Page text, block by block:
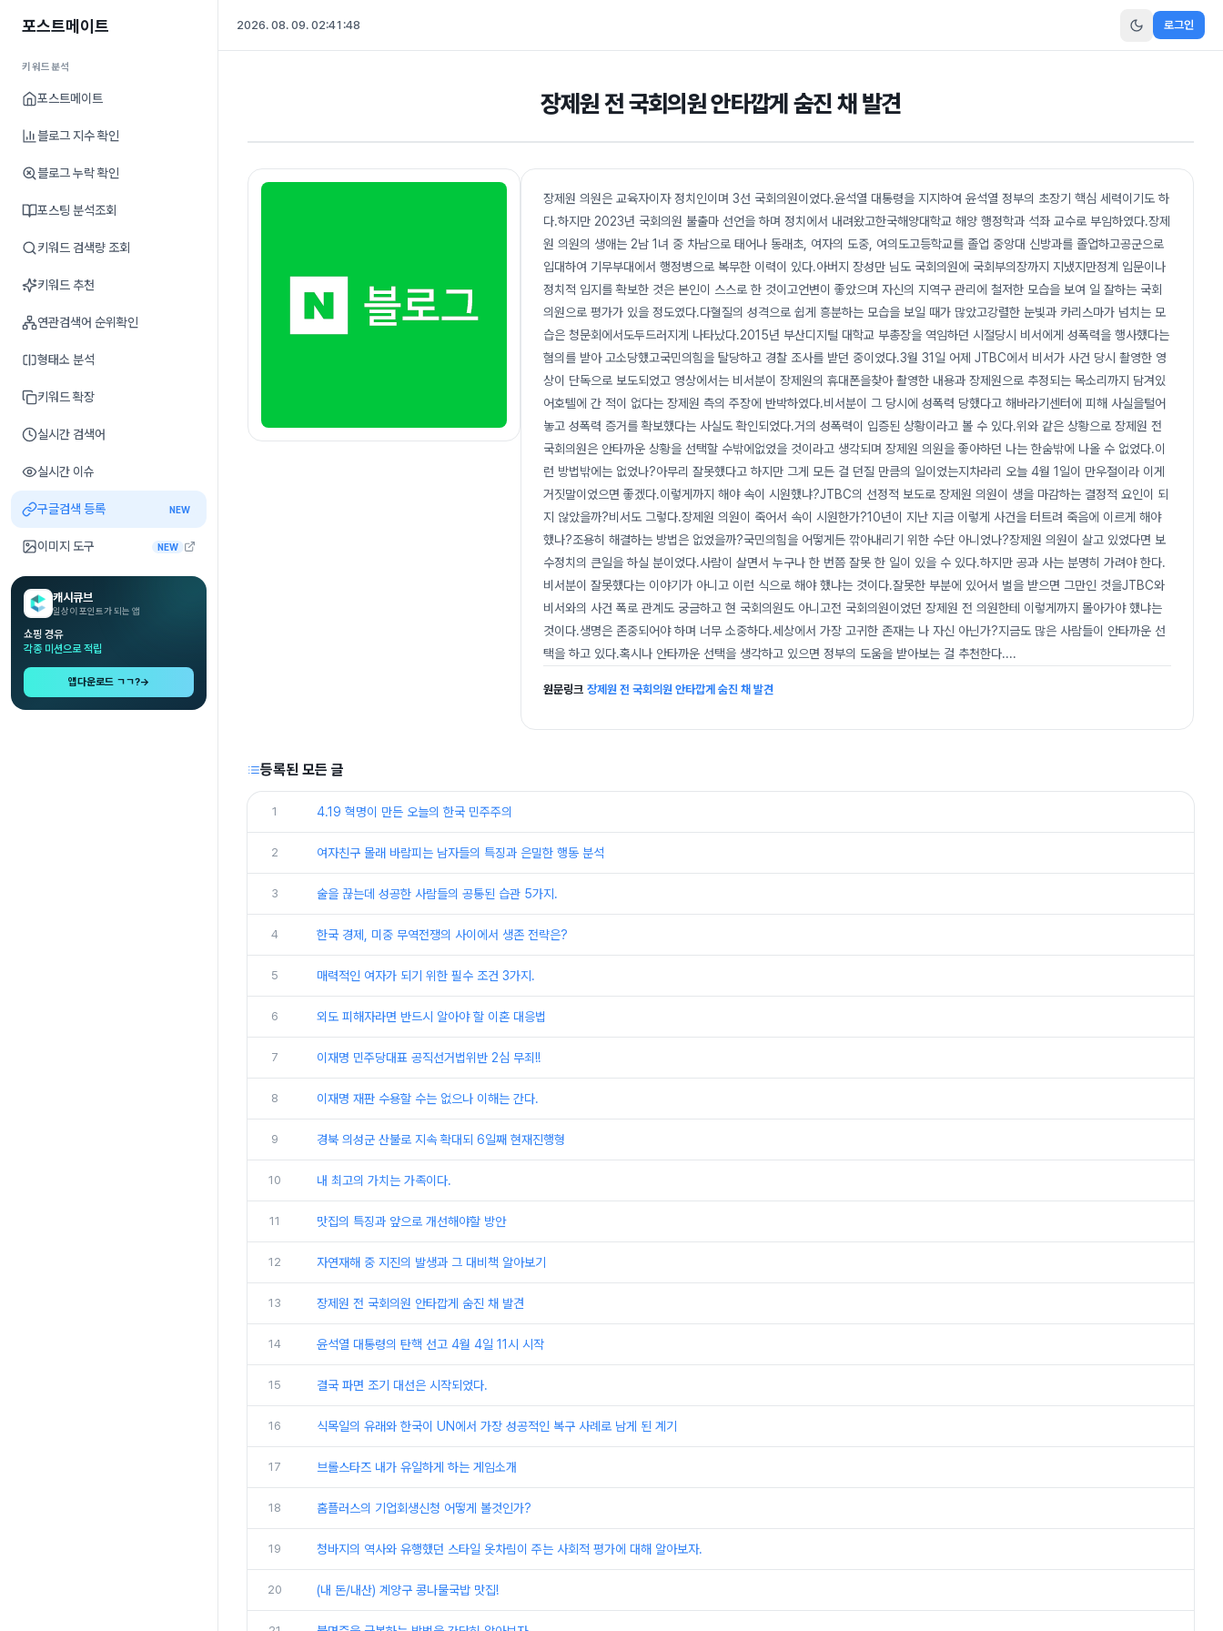
포스트메이트
키워드분석
포스트메이트
블로그 지수 확인
블로그 누락 확인
포스팅 분석조회
키워드 검색량 조회
키워드 추천
연관검색어 순위확인
형태소 분석
키워드 확장
실시간 검색어
실시간 이슈
구글검색 등록 NEW
이미지 도구 NEW
캐시큐브
일상이 포인트가 되는 앱
쇼핑 경유
각종 미션으로 적립
앱다운로드 ㄱㄱ?→
2026. 08. 09. 02:41:49 로그인
장제원 전 국회의원 안타깝게 숨진 채 발견
장제원 의원은 교육자이자 정치인이며 3선 국회의원이었다.윤석열 대통령을 지지하여 윤석열 정부의 초장기 핵심 세력이기도 하
다.하지만 2023년 국회의원 불출마 선언을 하며 정치에서 내려왔고한국해양대학교 해양 행정학과 석좌 교수로 부임하였다.장제
원 의원의 생애는 2남 1녀 중 차남으로 태어나 동래초, 여자의 도중, 여의도고등학교를 졸업 중앙대 신방과를 졸업하고공군으로
입대하여 기무부대에서 행정병으로 복무한 이력이 있다.아버지 장성만 님도 국회의원에 국회부의장까지 지냈지만정계 입문이나
정치적 입지를 확보한 것은 본인이 스스로 한 것이고언변이 좋았으며 자신의 지역구 관리에 철저한 모습을 보여 일 잘하는 국회
의원으로 평가가 있을 정도였다.다혈질의 성격으로 쉽게 흥분하는 모습을 보일 때가 많았고강렬한 눈빛과 카리스마가 넘치는 모
습은 청문회에서도두드러지게 나타났다.2015년 부산디지털 대학교 부총장을 역임하던 시절당시 비서에게 성폭력을 행사했다는
혐의를 받아 고소당했고국민의힘을 탈당하고 경찰 조사를 받던 중이었다.3월 31일 어제 JTBC에서 비서가 사건 당시 촬영한 영
상이 단독으로 보도되었고 영상에서는 비서분이 장제원의 휴대폰을찾아 촬영한 내용과 장제원으로 추정되는 목소리까지 담겨있
어호텔에 간 적이 없다는 장제원 측의 주장에 반박하였다.비서분이 그 당시에 성폭력 당했다고 해바라기센터에 피해 사실을털어
놓고 성폭력 증거를 확보했다는 사실도 확인되었다.거의 성폭력이 입증된 상황이라고 볼 수 있다.위와 같은 상황으로 장제원 전
국회의원은 안타까운 상황을 선택할 수밖에없었을 것이라고 생각되며 장제원 의원을 좋아하던 나는 한숨밖에 나올 수 없었다.이
런 방법밖에는 없었나?아무리 잘못했다고 하지만 그게 모든 걸 던질 만큼의 일이었는지차라리 오늘 4월 1일이 만우절이라 이게
거짓말이었으면 좋겠다.이렇게까지 해야 속이 시원했냐?JTBC의 선정적 보도로 장제원 의원이 생을 마감하는 결정적 요인이 되
지 않았을까?비서도 그렇다.장제원 의원이 죽어서 속이 시원한가?10년이 지난 지금 이렇게 사건을 터트려 죽음에 이르게 해야
했나?조용히 해결하는 방법은 없었을까?국민의힘을 어떻게든 깎아내리기 위한 수단 아니었나?장제원 의원이 살고 있었다면 보
수정치의 큰일을 하실 분이었다.사람이 살면서 누구나 한 번쯤 잘못 한 일이 있을 수 있다.하지만 공과 사는 분명히 가려야 한다.
비서분이 잘못했다는 이야기가 아니고 이런 식으로 해야 했냐는 것이다.잘못한 부분에 있어서 벌을 받으면 그만인 것을JTBC와
비서와의 사건 폭로 관계도 궁금하고 현 국회의원도 아니고전 국회의원이었던 장제원 전 의원한테 이렇게까지 몰아가야 했냐는
것이다.생명은 존중되어야 하며 너무 소중하다.세상에서 가장 고귀한 존재는 나 자신 아닌가?지금도 많은 사람들이 안타까운 선
택을 하고 있다.혹시나 안타까운 선택을 생각하고 있으면 정부의 도움을 받아보는 걸 추천한다....
원문링크 장제원 전 국회의원 안타깝게 숨진 채 발견
등록된 모든 글
1 4.19 혁명이 만든 오늘의 한국 민주주의
2 여자친구 몰래 바람피는 남자들의 특징과 은밀한 행동 분석
3 술을 끊는데 성공한 사람들의 공통된 습관 5가지.
4 한국 경제, 미중 무역전쟁의 사이에서 생존 전략은?
5 매력적인 여자가 되기 위한 필수 조건 3가지.
6 외도 피해자라면 반드시 알아야 할 이혼 대응법
7 이재명 민주당대표 공직선거법위반 2심 무죄!!
8 이재명 재판 수용할 수는 없으나 이해는 간다.
9 경북 의성군 산불로 지속 확대되 6일째 현재진행형
10 내 최고의 가치는 가족이다.
11 맛집의 특징과 앞으로 개선해야할 방안
12 자연재해 중 지진의 발생과 그 대비책 알아보기
13 장제원 전 국회의원 안타깝게 숨진 채 발견
14 윤석열 대통령의 탄핵 선고 4월 4일 11시 시작
15 결국 파면 조기 대선은 시작되었다.
16 식목일의 유래와 한국이 UN에서 가장 성공적인 복구 사례로 남게 된 계기
17 브롤스타즈 내가 유일하게 하는 게임소개
18 홈플러스의 기업회생신청 어떻게 볼것인가?
19 청바지의 역사와 유행했던 스타일 옷차림이 주는 사회적 평가에 대해 알아보자.
20 (내 돈/내산) 계양구 콩나물국밥 맛집!